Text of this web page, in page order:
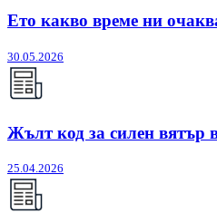
Ето какво време ни
30.05.2026
Жълт код за силен вятър
25.04.2026